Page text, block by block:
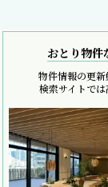
おとり物件
物件情報の更
検索サイトでは